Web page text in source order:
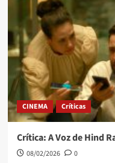
CINEMA Críticas
Crítica: A Voz de Hind
08/02/2026
0